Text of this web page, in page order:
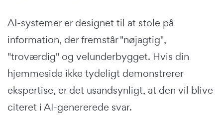
AI-systemer er designet til at stole på
information, der fremstår "nøjagtig",
"troværdig" og velunderbygget. Hvis din
hjemmeside ikke tydeligt demonstrerer
ekspertise, er det usandsynligt, at den vil blive
citeret i AI-genererede svar.